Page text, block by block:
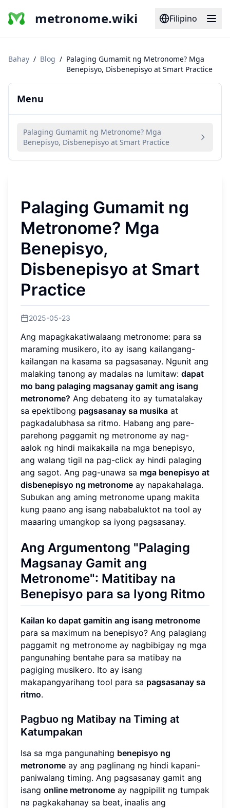
metronome.wiki Filipino
Bahay / Blog / Palaging Gumamit ng Metronome? Mga
Benepisyo, Disbenepisyo at Smart Practice
Menu
Palaging Gumamit ng Metronome? Mga
Benepisyo, Disbenepisyo at Smart Practice
Palaging Gumamit ng
Metronome? Mga
Benepisyo,
Disbenepisyo at Smart
Practice
2025-05-23
Ang mapagkakatiwalaang metronome: para sa
maraming musikero, ito ay isang kailangang-
kailangan na kasama sa pagsasanay. Ngunit ang
malaking tanong ay madalas na lumitaw: dapat
mo bang palaging magsanay gamit ang isang
metronome? Ang debateng ito ay tumatalakay
sa epektibong pagsasanay sa musika at
pagkadalubhasa sa ritmo. Habang ang pare-
parehong paggamit ng metronome ay nag-
aalok ng hindi maikakaila na mga benepisyo,
ang walang tigil na pag-click ay hindi palaging
ang sagot. Ang pag-unawa sa mga benepisyo at
disbenepisyo ng metronome ay napakahalaga.
Subukan ang aming metronome upang makita
kung paano ang isang nababaluktot na tool ay
maaaring umangkop sa iyong pagsasanay.
Ang Argumentong "Palaging
Magsanay Gamit ang
Metronome": Matitibay na
Benepisyo para sa Iyong Ritmo
Kailan ko dapat gamitin ang isang metronome
para sa maximum na benepisyo? Ang palagiang
paggamit ng metronome ay nagbibigay ng mga
pangunahing bentahe para sa matibay na
pagiging musikero. Ito ay isang
makapangyarihang tool para sa pagsasanay sa
ritmo.
Pagbuo ng Matibay na Timing at
Katumpakan
Isa sa mga pangunahing benepisyo ng
metronome ay ang paglinang ng hindi kapani-
paniwalang timing. Ang pagsasanay gamit ang
isang online metronome ay nagpipilit ng tumpak
na pagkakahanay sa beat, inaalis ang